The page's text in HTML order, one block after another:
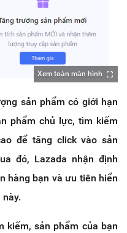
Xem toàn màn hình
sản phẩm có giới hạn
phẩm chủ lực, tìm kiếm
để tăng click vào sản
đó, Lazada nhận định
hàng bạn và ưu tiên hiển
này.
kiếm, sản phẩm của bạn